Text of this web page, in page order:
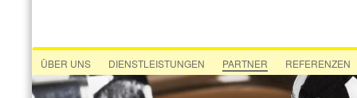
ÜBER UNS DIENSTLEISTUNGEN PARTNER REFERENZEN